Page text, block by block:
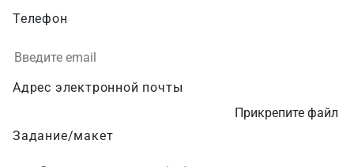
Телефон
Адрес электронной почты
Задание/макет
Прикрепите файл